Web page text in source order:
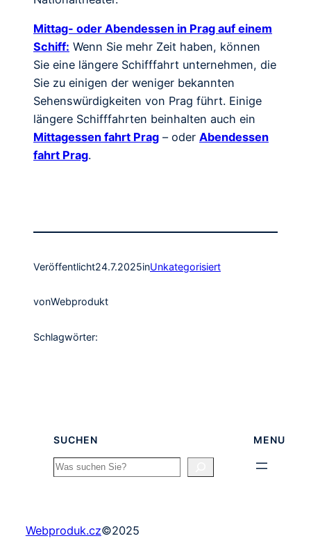
Mittag- oder Abendessen in Prag auf einem
Schiff: Wenn Sie mehr Zeit haben, können
Sie eine längere Schifffahrt unternehmen, die
Sie zu einigen der weniger bekannten
Sehenswürdigkeiten von Prag führt. Einige
längere Schifffahrten beinhalten auch ein
Mittagessen fahrt Prag – oder Abendessen
fahrt Prag.
Veröffentlicht24.7.2025inUnkategorisiert
vonWebprodukt
Schlagwörter:
SUCHEN
Search
MENU
Webproduk.cz©2025